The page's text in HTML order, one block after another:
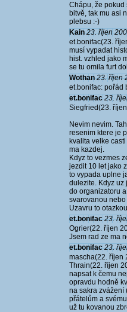
Chápu, že pokud
bitvě, tak mu asi
plebsu :-)
Kain 23. říjen
et.bonifac(23.
musí vypadat
hist. vzhled jako
se tu omila furt
Wothan 23. říjen
et.bonifac: pořád
et.bonifac 23.
Siegfried(23.
Nevim nevim.
resenim ktere je
kvalita velke
ma kazdej.
Kdyz to vezmes
jezdit 10 let jako
to vypada uplne
dulezite. Kdyz uz
do organizatoru
svarovanou
Uzavru to
et.bonifac 23.
Ogrier(22. říjen
Jsem rad ze ma
et.bonifac 23.
mascha(22. říjen
Thrain(22. říjen
napsat k čemu
opravdu hodně
na sakra zvážení
přátelům a
už tu kovanou